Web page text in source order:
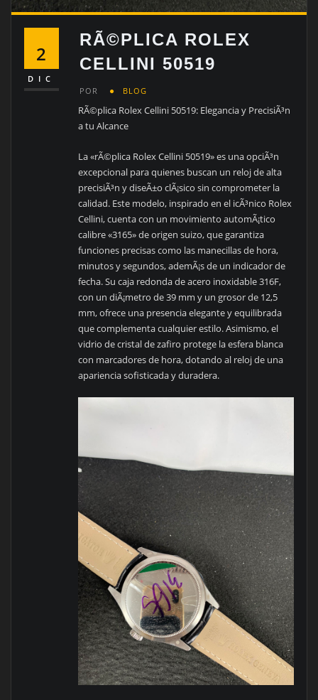
2
DIC
RÃ©PLICA ROLEX
CELLINI 50519
POR BLOG
RÃ©plica Rolex Cellini 50519: Elegancia y PrecisiÃ³n
a tu Alcance
La «rÃ©plica Rolex Cellini 50519» es una opciÃ³n
excepcional para quienes buscan un reloj de alta
precisiÃ³n y diseÃ±o clÃ¡sico sin comprometer la
calidad. Este modelo, inspirado en el icÃ³nico Rolex
Cellini, cuenta con un movimiento automÃ¡tico
calibre «3165» de origen suizo, que garantiza
funciones precisas como las manecillas de hora,
minutos y segundos, ademÃ¡s de un indicador de
fecha. Su caja redonda de acero inoxidable 316F,
con un diÃ¡metro de 39 mm y un grosor de 12,5
mm, ofrece una presencia elegante y equilibrada
que complementa cualquier estilo. Asimismo, el
vidrio de cristal de zafiro protege la esfera blanca
con marcadores de hora, dotando al reloj de una
apariencia sofisticada y duradera.